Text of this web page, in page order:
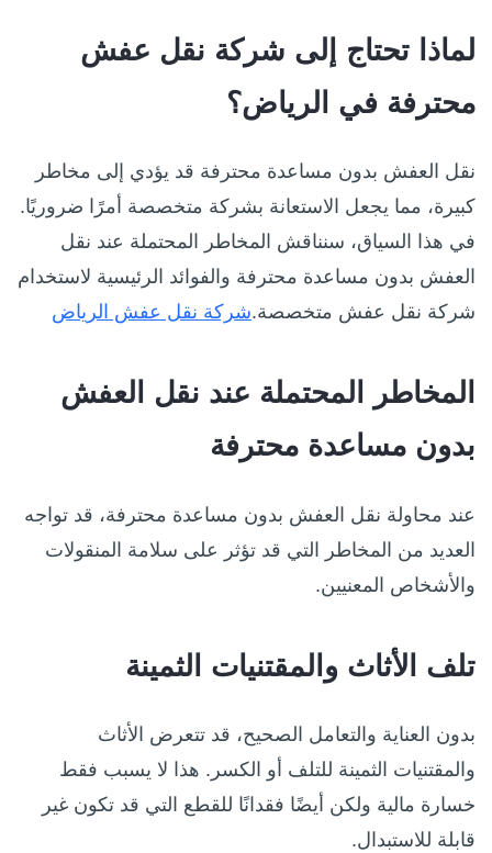
لماذا تحتاج إلى شركة نقل عفش
محترفة في الرياض؟
نقل العفش بدون مساعدة محترفة قد يؤدي إلى مخاطر
كبيرة، مما يجعل الاستعانة بشركة متخصصة أمرًا ضروريًا.
في هذا السياق، سنناقش المخاطر المحتملة عند نقل
العفش بدون مساعدة محترفة والفوائد الرئيسية لاستخدام
شركة نقل عفش متخصصة.شركة نقل عفش الرياض
المخاطر المحتملة عند نقل العفش
بدون مساعدة محترفة
عند محاولة نقل العفش بدون مساعدة محترفة، قد تواجه
العديد من المخاطر التي قد تؤثر على سلامة المنقولات
والأشخاص المعنيين.
تلف الأثاث والمقتنيات الثمينة
بدون العناية والتعامل الصحيح، قد تتعرض الأثاث
والمقتنيات الثمينة للتلف أو الكسر. هذا لا يسبب فقط
خسارة مالية ولكن أيضًا فقدانًا للقطع التي قد تكون غير
قابلة للاستبدال.